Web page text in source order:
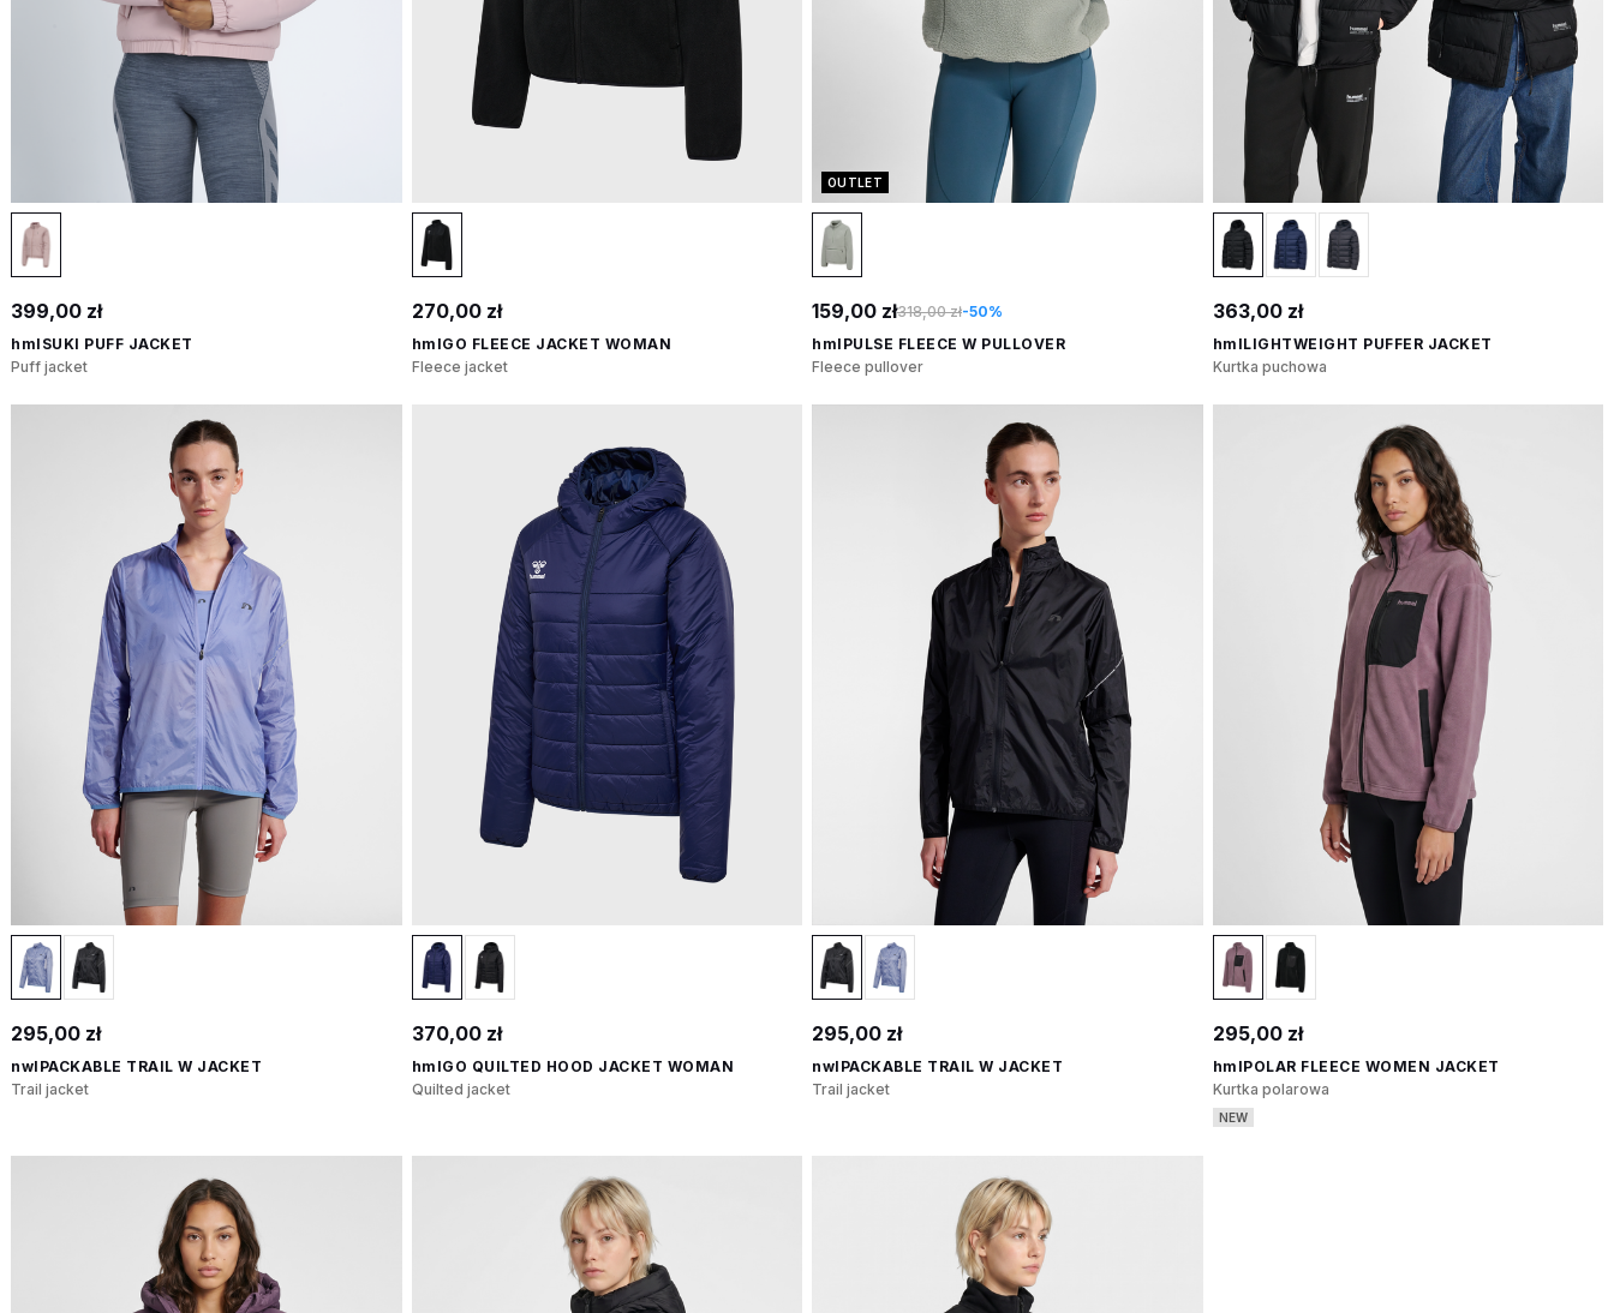
399,00 zł
hmlSUKI PUFF JACKET
Puff jacket
270,00 zł
hmlGO FLEECE JACKET WOMAN
Fleece jacket
OUTLET
159,00 zł318,00 zł-50%
hmlPULSE FLEECE W PULLOVER
Fleece pullover
363,00 zł
hmlLIGHTWEIGHT PUFFER JACKET
Kurtka puchowa
295,00 zł
nwlPACKABLE TRAIL W JACKET
Trail jacket
370,00 zł
hmlGO QUILTED HOOD JACKET WOMAN
Quilted jacket
295,00 zł
nwlPACKABLE TRAIL W JACKET
Trail jacket
295,00 zł
hmlPOLAR FLEECE WOMEN JACKET
Kurtka polarowa
NEW